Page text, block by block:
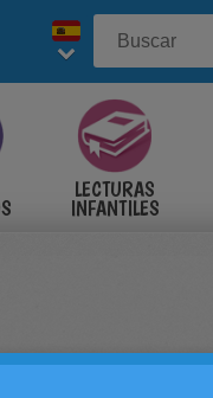
LECTURAS
INFANTILES